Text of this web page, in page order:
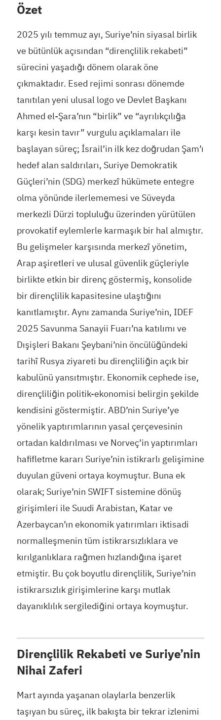
Özet
2025 yılı temmuz ayı, Suriye’nin siyasal birlik
ve bütünlük açısından “dirençlilik rekabeti”
sürecini yaşadığı dönem olarak öne
çıkmaktadır. Esed rejimi sonrası dönemde
tanıtılan yeni ulusal logo ve Devlet Başkanı
Ahmed el-Şara’nın “birlik” ve “ayrılıkçılığa
karşı kesin tavır” vurgulu açıklamaları ile
başlayan süreç; İsrail’in ilk kez doğrudan Şam’ı
hedef alan saldırıları, Suriye Demokratik
Güçleri’nin (SDG) merkezî hükümete entegre
olma yönünde ilerlememesi ve Süveyda
merkezli Dürzi topluluğu üzerinden yürütülen
provokatif eylemlerle karmaşık bir hal almıştır.
Bu gelişmeler karşısında merkezî yönetim,
Arap aşiretleri ve ulusal güvenlik güçleriyle
birlikte etkin bir direnç göstermiş, konsolide
bir dirençlilik kapasitesine ulaştığını
kanıtlamıştır. Aynı zamanda Suriye’nin, IDEF
2025 Savunma Sanayii Fuarı’na katılımı ve
Dışişleri Bakanı Şeybani’nin öncülüğündeki
tarihî Rusya ziyareti bu dirençliliğin açık bir
kabulünü yansıtmıştır. Ekonomik cephede ise,
dirençliliğin politik-ekonomisi belirgin şekilde
kendisini göstermiştir. ABD’nin Suriye’ye
yönelik yaptırımlarının yasal çerçevesinin
ortadan kaldırılması ve Norveç’in yaptırımları
hafifletme kararı Suriye’nin istikrarlı gelişimine
duyulan güveni ortaya koymuştur. Buna ek
olarak; Suriye’nin SWIFT sistemine dönüş
girişimleri ile Suudi Arabistan, Katar ve
Azerbaycan’ın ekonomik yatırımları iktisadi
normalleşmenin tüm istikrarsızlıklara ve
kırılganlıklara rağmen hızlandığına işaret
etmiştir. Bu çok boyutlu dirençlilik, Suriye’nin
istikrarsızlık girişimlerine karşı mutlak
dayanıklılık sergilediğini ortaya koymuştur.
Dirençlilik Rekabeti ve Suriye’nin
Nihai Zaferi
Mart ayında yaşanan olaylarla benzerlik
taşıyan bu süreç, ilk bakışta bir tekrar izlenimi